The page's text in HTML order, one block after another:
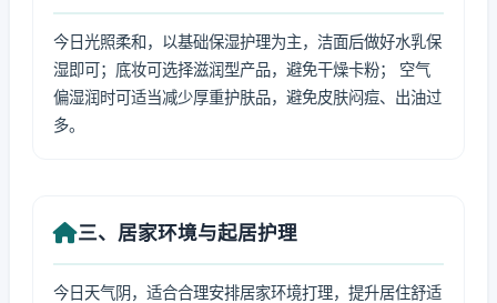
今日光照柔和，以基础保湿护理为主，洁面后做好水乳保
湿即可；底妆可选择滋润型产品，避免干燥卡粉； 空气
偏湿润时可适当减少厚重护肤品，避免皮肤闷痘、出油过
多。
三、居家环境与起居护理
今日天气阴，适合合理安排居家环境打理，提升居住舒适